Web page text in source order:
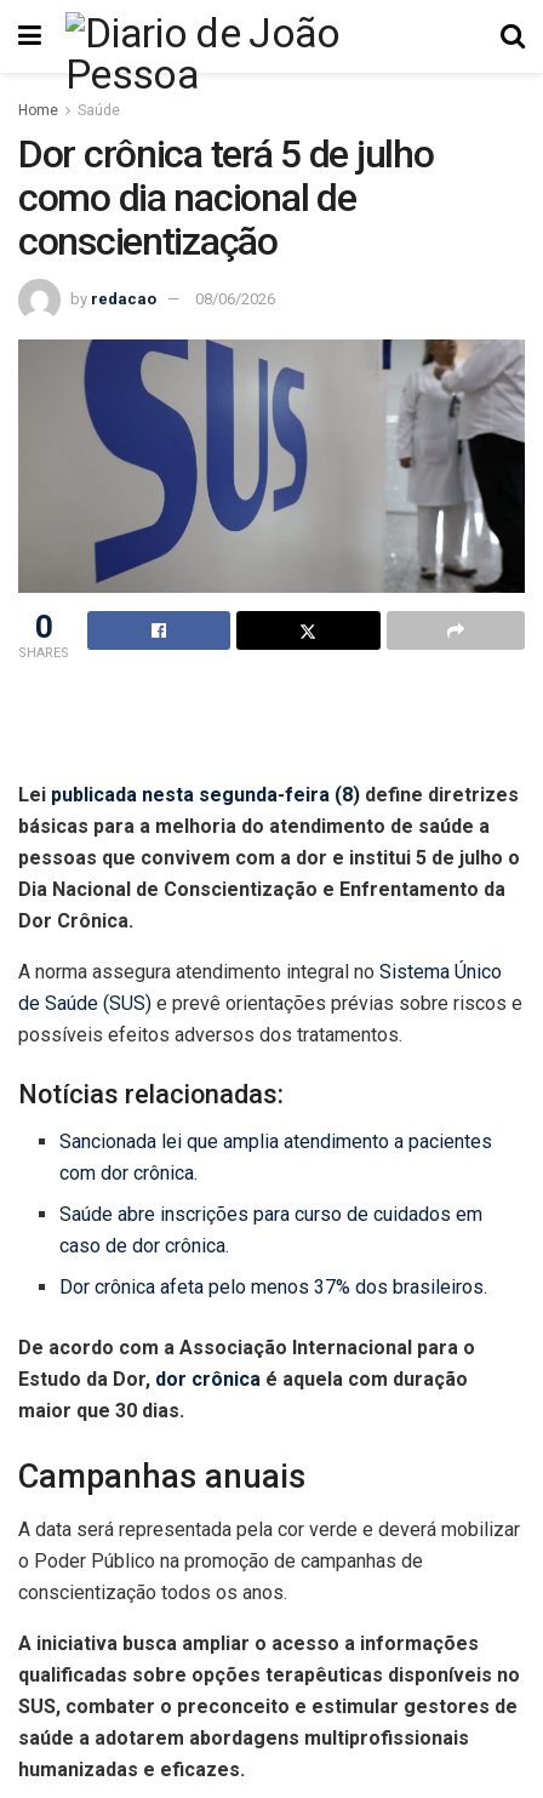
Home Saúde
Dor crônica terá 5 de julho
como dia nacional de
conscientização
by redacao 08/06/2026
0
SHARES
Lei publicada nesta segunda-feira (8) define diretrizes
básicas para a melhoria do atendimento de saúde a
pessoas que convivem com a dor e institui 5 de julho o
Dia Nacional de Conscientização e Enfrentamento da
Dor Crônica.
A norma assegura atendimento integral no Sistema Único
de Saúde (SUS) e prevê orientações prévias sobre riscos e
possíveis efeitos adversos dos tratamentos.
Notícias relacionadas:
Sancionada lei que amplia atendimento a pacientes
com dor crônica.
Saúde abre inscrições para curso de cuidados em
caso de dor crônica.
Dor crônica afeta pelo menos 37% dos brasileiros.
De acordo com a Associação Internacional para o
Estudo da Dor, dor crônica é aquela com duração
maior que 30 dias.
Campanhas anuais
A data será representada pela cor verde e deverá mobilizar
o Poder Público na promoção de campanhas de
conscientização todos os anos.
A iniciativa busca ampliar o acesso a informações
qualificadas sobre opções terapêuticas disponíveis no
SUS, combater o preconceito e estimular gestores de
saúde a adotarem abordagens multiprofissionais
humanizadas e eficazes.